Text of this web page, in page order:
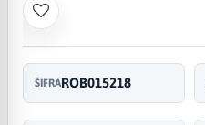
ŠIFRAROB015218